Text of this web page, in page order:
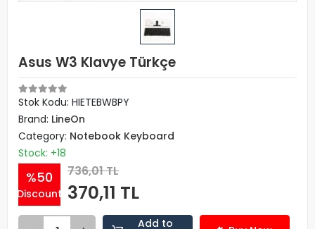
Asus W3 Klavye Türkçe
Stok Kodu: HIETEBWBPY
Brand: LineOn
Category: Notebook Keyboard
Stock: +18
%50
Discount
736,01 TL
370,11 TL
Add to